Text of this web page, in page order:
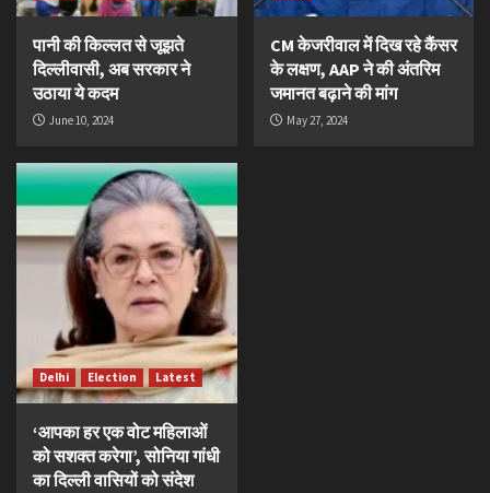
पानी की किल्लत से जूझते
दिल्लीवासी, अब सरकार ने
उठाया ये कदम
June 10, 2024
CM केजरीवाल में दिख रहे कैंसर
के लक्षण, AAP ने की अंतरिम
जमानत बढ़ाने की मांग
May 27, 2024
Delhi Election Latest
‘आपका हर एक वोट महिलाओं
को सशक्त करेगा’, सोनिया गांधी
का दिल्ली वासियों को संदेश